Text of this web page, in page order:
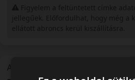
A mintázat